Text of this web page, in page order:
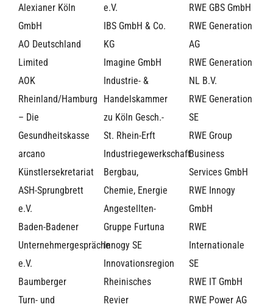
Alexianer Köln
GmbH
AO Deutschland
Limited
AOK
Rheinland/Hamburg
– Die
Gesundheitskasse
arcano
Künstlersekretariat
ASH-Sprungbrett
e.V.
Baden-Badener
Unternehmergespräche
e.V.
Baumberger
Turn- und
e.V.
IBS GmbH & Co.
KG
Imagine GmbH
Industrie- &
Handelskammer
zu Köln Gesch.-
St. Rhein-Erft
Industriegewerkschaft
Bergbau,
Chemie, Energie
Angestellten-
Gruppe Furtuna
Innogy SE
Innovationsregion
Rheinisches
Revier
RWE GBS GmbH
RWE Generation
AG
RWE Generation
NL B.V.
RWE Generation
SE
RWE Group
Business
Services GmbH
RWE Innogy
GmbH
RWE
Internationale
SE
RWE IT GmbH
RWE Power AG